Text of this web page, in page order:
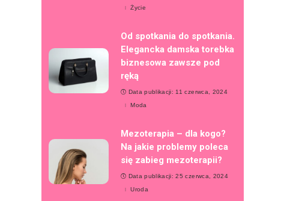
Życie
Od spotkania do spotkania.
Elegancka damska torebka
biznesowa zawsze pod
ręką
Data publikacji: 11 czerwca, 2024
Moda
Mezoterapia – dla kogo?
Na jakie problemy poleca
się zabieg mezoterapii?
Data publikacji: 25 czerwca, 2024
Uroda